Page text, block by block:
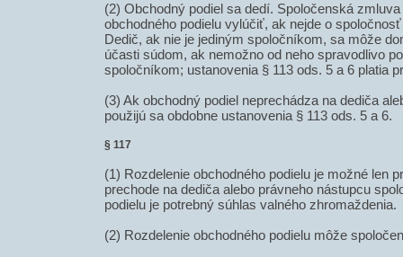
(2) Obchodný podiel sa dedí. Spoločenská
obchodného podielu vylúčiť, ak nejde o
Dedič, ak nie je jediným spoločníkom, sa môže
účasti súdom, ak nemožno od neho spravodlivo
spoločníkom; ustanovenia § 113 ods. 5 a 6 platia
(3) Ak obchodný podiel neprechádza na dediča
použijú sa obdobne ustanovenia § 113 ods. 5 a 6.
§ 117
(1) Rozdelenie obchodného podielu je možné len
prechode na dediča alebo právneho nástupcu
podielu je potrebný súhlas valného zhromaždenia.
(2) Rozdelenie obchodného podielu môže